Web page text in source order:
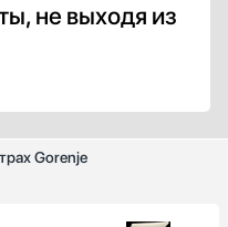
не выходя из
Gorenje